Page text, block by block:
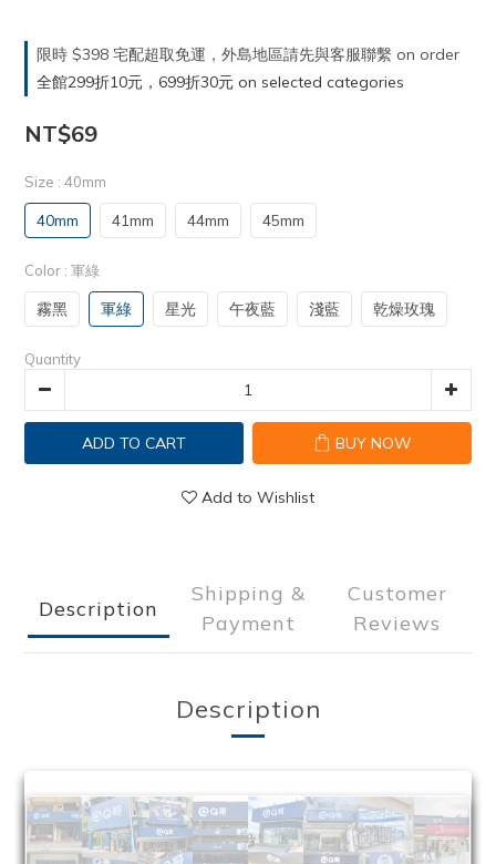
限時 $398 宅配超取免運，外島地區請先與客服聯繫 on order
全館299折10元，699折30元 on selected categories
NT$69
Size : 40mm
40mm 41mm 44mm 45mm
Color : 軍綠
霧黑 軍綠 星光 午夜藍 淺藍 乾燥玫瑰
Quantity
ADD TO CART BUY NOW
Add to Wishlist
Description
Shipping &
Payment
Customer
Reviews
Description